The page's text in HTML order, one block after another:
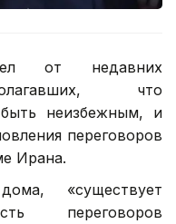
от недавних
что
неизбежным, и
переговоров
Ирана.
«существует
переговоров